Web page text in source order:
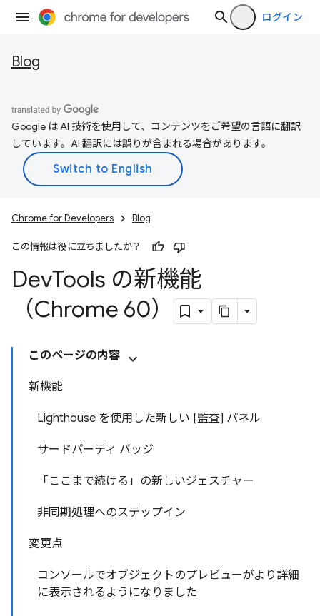
ログイン
Blog
Google は AI 技術を使用して、コンテンツをご希望の言語に翻訳
しています。AI 翻訳には誤りが含まれる場合があります。
Chrome for Developers Blog
この情報は役に立ちましたか？
DevTools の新機能
（Chrome 60）
このページの内容
新機能
Lighthouse を使用した新しい [監査] パネル
サードパーティ バッジ
「ここまで続ける」の新しいジェスチャー
非同期処理へのステップイン
変更点
コンソールでオブジェクトのプレビューがより詳細
に表示されるようになりました